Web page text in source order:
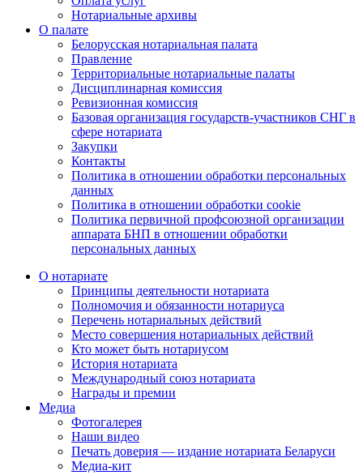
Нотариальные архивы
О палате
Белорусская нотариальная палата
Правление
Территориальные нотариальные палаты
Дисциплинарная комиссия
Ревизионная комиссия
Базовая организация государств-участников СНГ в
сфере нотариата
Закупки
Контакты
Политика в отношении обработки персональных
данных
Политика в отношении обработки cookie
Политика первичной профсоюзной организации
аппарата БНП в отношении обработки
персональных данных
О нотариате
Принципы деятельности нотариата
Полномочия и обязанности нотариуса
Перечень нотариальных действий
Место совершения нотариальных действий
Кто может быть нотариусом
История нотариата
Международный союз нотариата
Награды и премии
Медиа
Фотогалерея
Наши видео
Печать доверия — издание нотариата Беларуси
Медиа-кит